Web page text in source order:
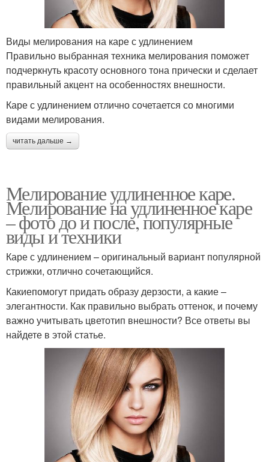
Виды мелирования на каре с удлинением
Правильно выбранная техника мелирования поможет
подчеркнуть красоту основного тона прически и сделает
правильный акцент на особенностях внешности.
Каре с удлинением отлично сочетается со многими
видами мелирования.
читать дальше →
Мелирование удлиненное каре.
Мелирование на удлиненное каре
– фото до и после, популярные
виды и техники
Каре с удлинением – оригинальный вариант популярной
стрижки, отлично сочетающийся.
Какиепомогут придать образу дерзости, а какие –
элегантности. Как правильно выбрать оттенок, и почему
важно учитывать цветотип внешности? Все ответы вы
найдете в этой статье.